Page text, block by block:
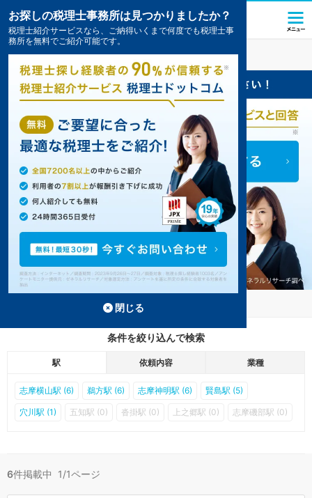
志摩の税理士・会計事務所の一覧6件掲載中
志摩の事務所が6件見つかりました。
条件を絞り込んで検索
駅 依頼内容 業種
志摩横山駅 (6) 鵜方駅 (6) 志摩神明駅 (6) 賢島駅 (5)
穴川駅 (1) 五知駅 (0) 沓掛駅 (0) 上之郷駅 (0) 志摩磯部駅 (0)
6件掲載中 1/1ページ
お探しの税理士事務所は見つかりましたか？
税理士紹介サービスなら、ご納得いくまで何度でも税理士事
務所を無料でご紹介可能です。
閉じる